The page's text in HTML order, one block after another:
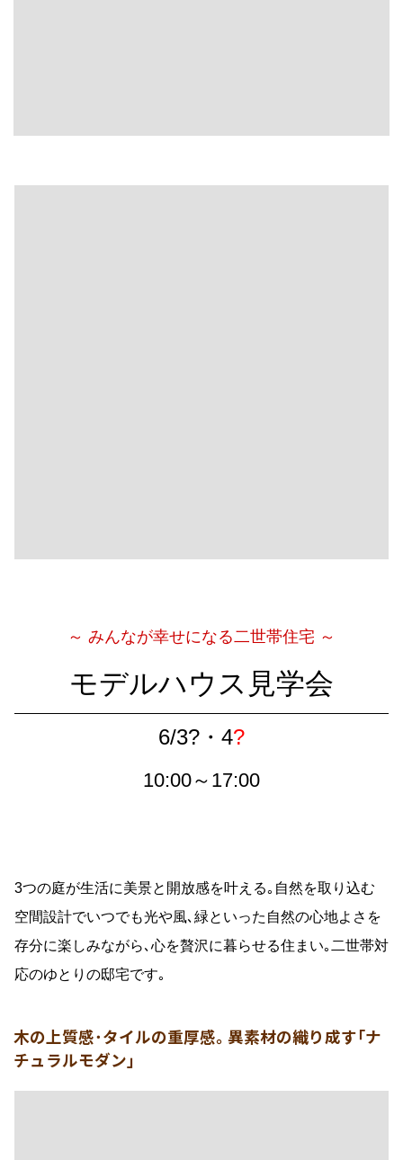
～ みんなが幸せになる二世帯住宅 ～
モデルハウス見学会
6/3?・4?
10:00～17:00
3つの庭が生活に美景と開放感を叶える｡自然を取り込む
空間設計でいつでも光や風､緑といった自然の心地よさを
存分に楽しみながら､心を贅沢に暮らせる住まい｡二世帯対
応のゆとりの邸宅です｡
木の上質感･タイルの重厚感｡ 異素材の織り成す｢ナ
チュラルモダン｣